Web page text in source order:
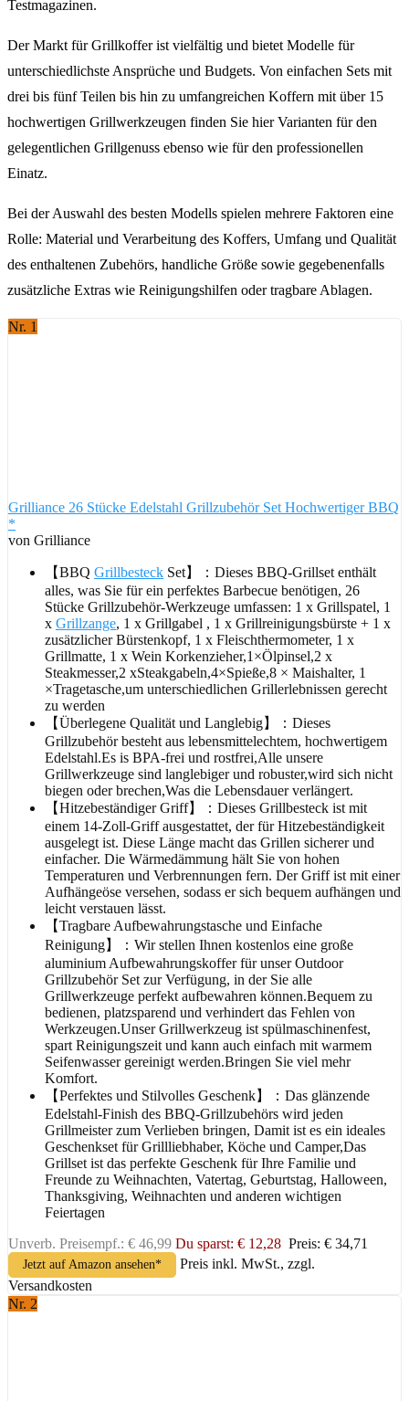
Testmagazinen.
Der Markt für Grillkoffer ist vielfältig und bietet Modelle für
unterschiedlichste Ansprüche und Budgets. Von einfachen Sets mit
drei bis fünf Teilen bis hin zu umfangreichen Koffern mit über 15
hochwertigen Grillwerkzeugen finden Sie hier Varianten für den
gelegentlichen Grillgenuss ebenso wie für den professionellen
Einatz.
Bei der Auswahl des besten Modells spielen mehrere Faktoren eine
Rolle: Material und Verarbeitung des Koffers, Umfang und Qualität
des enthaltenen Zubehörs, handliche Größe sowie gegebenenfalls
zusätzliche Extras wie Reinigungshilfen oder tragbare Ablagen.
Nr. 1
Grilliance 26 Stücke Edelstahl Grillzubehör Set Hochwertiger BBQ
*
von Grilliance
【BBQ Grillbesteck Set】：Dieses BBQ-Grillset enthält
alles, was Sie für ein perfektes Barbecue benötigen, 26
Stücke Grillzubehör-Werkzeuge umfassen: 1 x Grillspatel, 1
x Grillzange, 1 x Grillgabel , 1 x Grillreinigungsbürste + 1 x
zusätzlicher Bürstenkopf, 1 x Fleischthermometer, 1 x
Grillmatte, 1 x Wein Korkenzieher,1×Ölpinsel,2 x
Steakmesser,2 xSteakgabeln,4×Spieße,8 × Maishalter, 1
×Tragetasche,um unterschiedlichen Grillerlebnissen gerecht
zu werden
【Überlegene Qualität und Langlebig】：Dieses
Grillzubehör besteht aus lebensmittelechtem, hochwertigem
Edelstahl.Es is BPA-frei und rostfrei,Alle unsere
Grillwerkzeuge sind langlebiger und robuster,wird sich nicht
biegen oder brechen,Was die Lebensdauer verlängert.
【Hitzebeständiger Griff】：Dieses Grillbesteck ist mit
einem 14-Zoll-Griff ausgestattet, der für Hitzebeständigkeit
ausgelegt ist. Diese Länge macht das Grillen sicherer und
einfacher. Die Wärmedämmung hält Sie von hohen
Temperaturen und Verbrennungen fern. Der Griff ist mit einer
Aufhängeöse versehen, sodass er sich bequem aufhängen und
leicht verstauen lässt.
【Tragbare Aufbewahrungstasche und Einfache
Reinigung】：Wir stellen Ihnen kostenlos eine große
aluminium Aufbewahrungskoffer für unser Outdoor
Grillzubehör Set zur Verfügung, in der Sie alle
Grillwerkzeuge perfekt aufbewahren können.Bequem zu
bedienen, platzsparend und verhindert das Fehlen von
Werkzeugen.Unser Grillwerkzeug ist spülmaschinenfest,
spart Reinigungszeit und kann auch einfach mit warmem
Seifenwasser gereinigt werden.Bringen Sie viel mehr
Komfort.
【Perfektes und Stilvolles Geschenk】：Das glänzende
Edelstahl-Finish des BBQ-Grillzubehörs wird jeden
Grillmeister zum Verlieben bringen, Damit ist es ein ideales
Geschenkset für Grillliebhaber, Köche und Camper,Das
Grillset ist das perfekte Geschenk für Ihre Familie und
Freunde zu Weihnachten, Vatertag, Geburtstag, Halloween,
Thanksgiving, Weihnachten und anderen wichtigen
Feiertagen
Unverb. Preisempf.: € 46,99 Du sparst: € 12,28 Preis: € 34,71
Jetzt auf Amazon ansehen*
Preis inkl. MwSt., zzgl.
Versandkosten
Nr. 2